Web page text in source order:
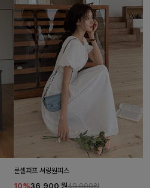
룬셀퍼프 셔링원피스
10%36,900 원40,900원